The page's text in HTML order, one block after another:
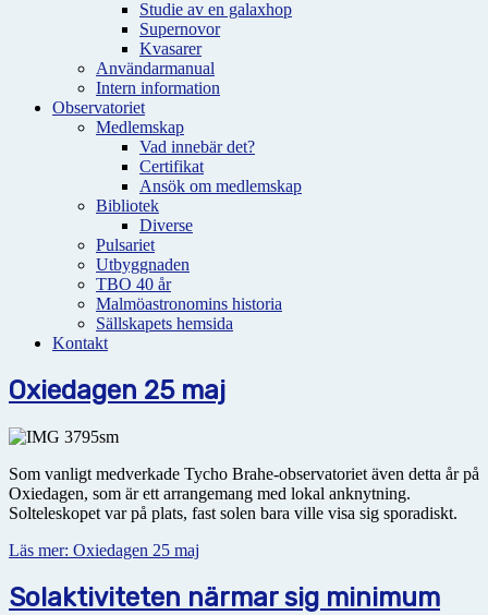
Studie av en galaxhop
Supernovor
Kvasarer
Användarmanual
Intern information
Observatoriet
Medlemskap
Vad innebär det?
Certifikat
Ansök om medlemskap
Bibliotek
Diverse
Pulsariet
Utbyggnaden
TBO 40 år
Malmöastronomins historia
Sällskapets hemsida
Kontakt
Oxiedagen 25 maj
Som vanligt medverkade Tycho Brahe-observatoriet även detta år på
Oxiedagen, som är ett arrangemang med lokal anknytning.
Solteleskopet var på plats, fast solen bara ville visa sig sporadiskt.
Läs mer: Oxiedagen 25 maj
Solaktiviteten närmar sig minimum